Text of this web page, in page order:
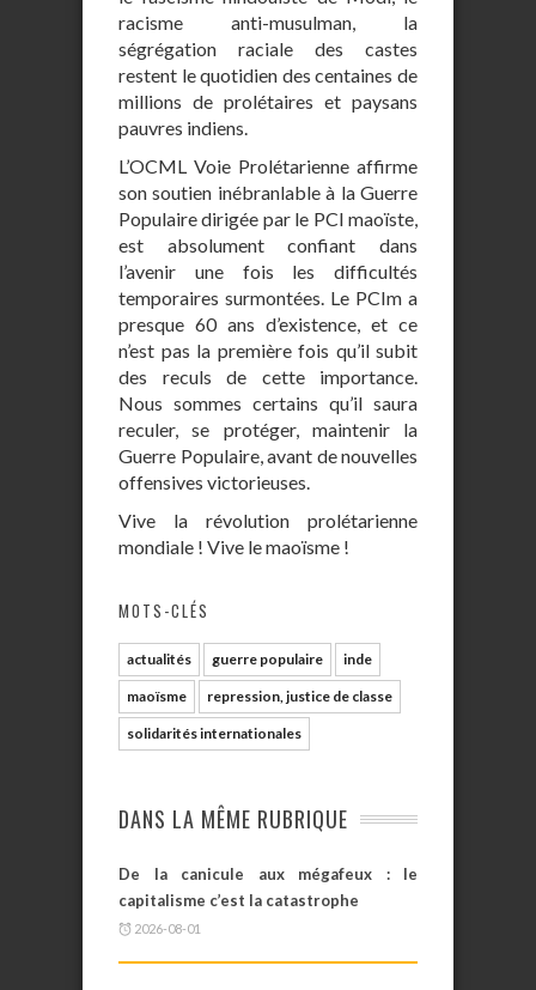
racisme anti-musulman, la
ségrégation raciale des castes
restent le quotidien des centaines de
millions de prolétaires et paysans
pauvres indiens.
L’OCML Voie Prolétarienne affirme
son soutien inébranlable à la Guerre
Populaire dirigée par le PCI maoïste,
est absolument confiant dans
l’avenir une fois les difficultés
temporaires surmontées. Le PCIm a
presque 60 ans d’existence, et ce
n’est pas la première fois qu’il subit
des reculs de cette importance.
Nous sommes certains qu’il saura
reculer, se protéger, maintenir la
Guerre Populaire, avant de nouvelles
offensives victorieuses.
Vive la révolution prolétarienne
mondiale ! Vive le maoïsme !
MOTS-CLÉS
actualités guerre populaire inde
maoïsme repression, justice de classe
solidarités internationales
DANS LA MÊME RUBRIQUE
De la canicule aux mégafeux : le
capitalisme c’est la catastrophe
2026-08-01